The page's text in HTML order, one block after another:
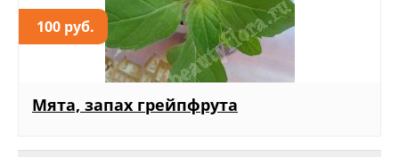
100 руб.
Мята, запах грейпфрута